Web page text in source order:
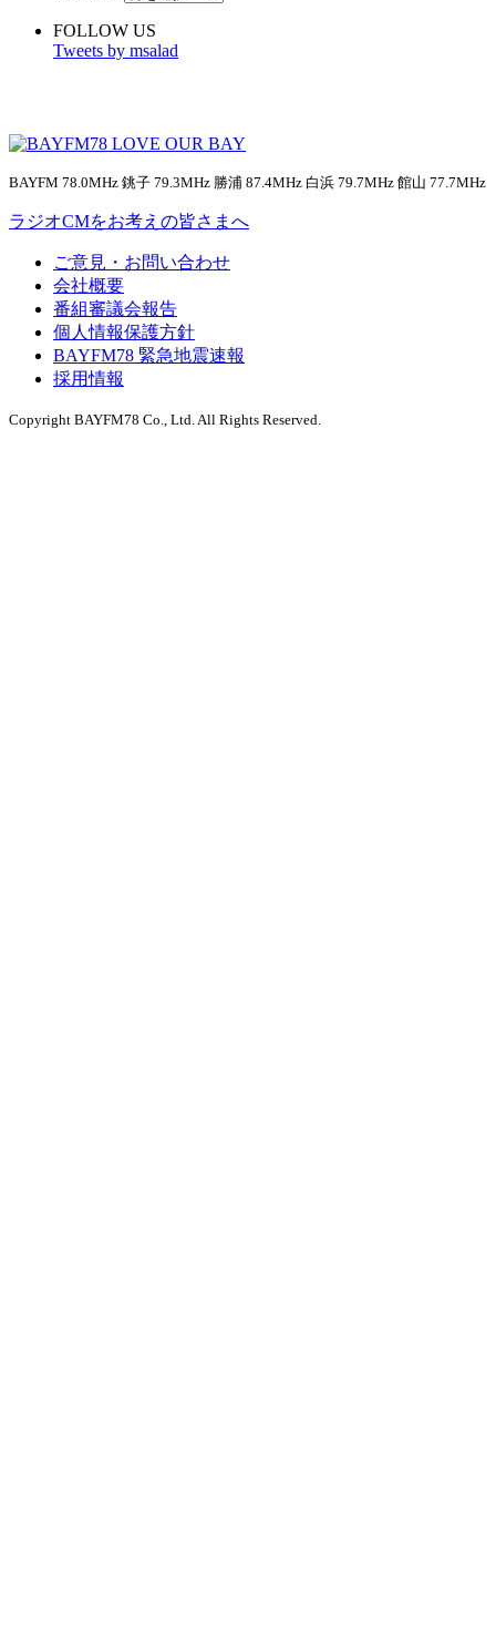
FOLLOW US
Tweets by msalad
BAYFM 78.0MHz 銚子 79.3MHz 勝浦 87.4MHz 白浜 79.7MHz 館山 77.7MHz
ラジオCMをお考えの皆さまへ
ご意見・お問い合わせ
会社概要
番組審議会報告
個人情報保護方針
BAYFM78 緊急地震速報
採用情報
Copyright BAYFM78 Co., Ltd. All Rights Reserved.